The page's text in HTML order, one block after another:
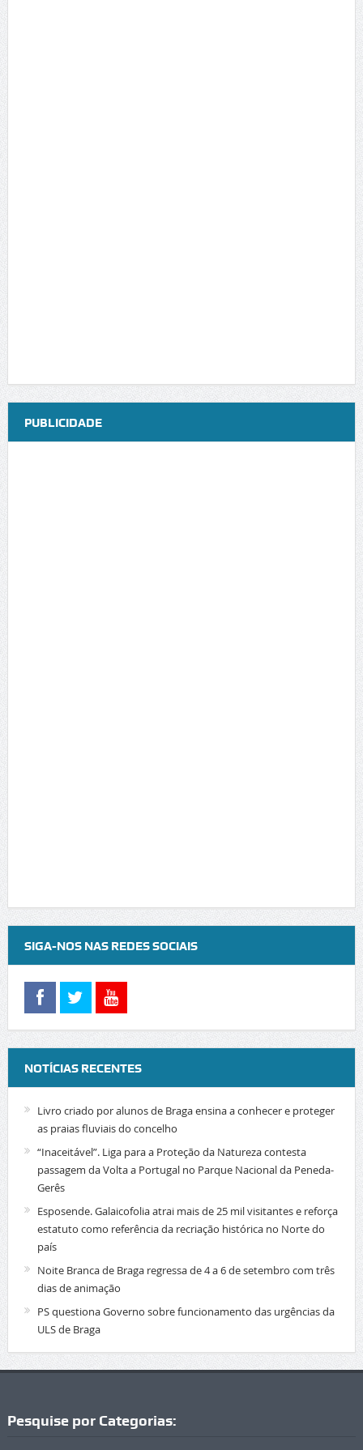
PUBLICIDADE
SIGA-NOS NAS REDES SOCIAIS
NOTÍCIAS RECENTES
Livro criado por alunos de Braga ensina a conhecer e proteger
as praias fluviais do concelho
“Inaceitável”. Liga para a Proteção da Natureza contesta
passagem da Volta a Portugal no Parque Nacional da Peneda-
Gerês
Esposende. Galaicofolia atrai mais de 25 mil visitantes e reforça
estatuto como referência da recriação histórica no Norte do
país
Noite Branca de Braga regressa de 4 a 6 de setembro com três
dias de animação
PS questiona Governo sobre funcionamento das urgências da
ULS de Braga
Pesquise por Categorias: